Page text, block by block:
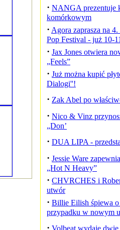
· NANGA prezentuje
komórkowym
· Agora zaprasza na
Pop Festival - już 10-
· Jax Jones otwiera
„Feels”
· Już można kupić
Dialogi''!
· Zak Abel po
· Nico & Vinz
„Don’
· DUA LIPA -
· Jessie Ware
„Hot N Heavy”
· CHVRCHES i
utwór
· Billie Eilish śpiewa
przypadku w nowym
· Volbeat wydaje